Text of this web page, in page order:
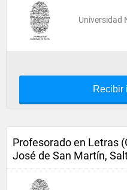
Universidad
Recibir
Profesorado en Letras
José de San Martín,